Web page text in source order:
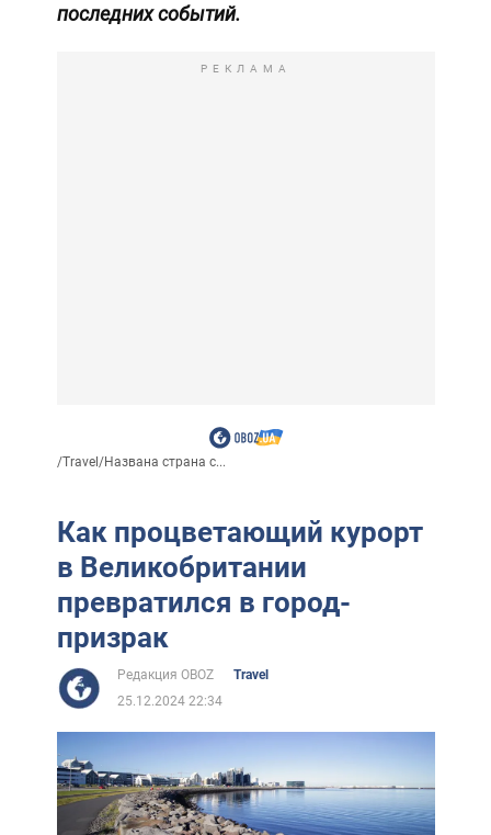
последних событий.
РЕКЛАМА
/Travel/Названа страна с...
Как процветающий курорт
в Великобритании
превратился в город-
призрак
Редакция OBOZ
Travel
25.12.2024 22:34